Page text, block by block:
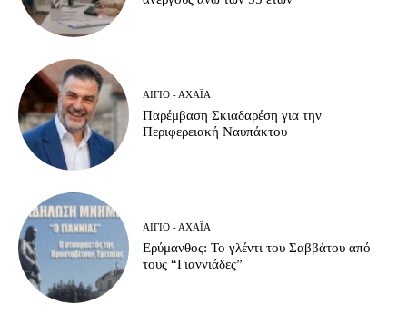
ΑΊΓΙΟ - ΑΧΑΪ́Α
Παρέμβαση Σκιαδαρέση για την
Περιφερειακή Ναυπάκτου
ΑΊΓΙΟ - ΑΧΑΪ́Α
Ερύμανθος: Το γλέντι του Σαββάτου από
τους “Γιαννιάδες”